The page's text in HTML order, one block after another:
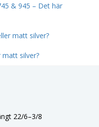
& 945 – Det här
matt silver?
silver?
22/6–3/8